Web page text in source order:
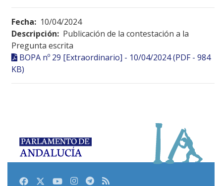
Fecha: 10/04/2024
Descripción: Publicación de la contestación a la
Pregunta escrita
BOPA nº 29 [Extraordinario] - 10/04/2024 (PDF - 984
KB)
FacebookTwitterYoutubeInstagram
Telegram
RSS